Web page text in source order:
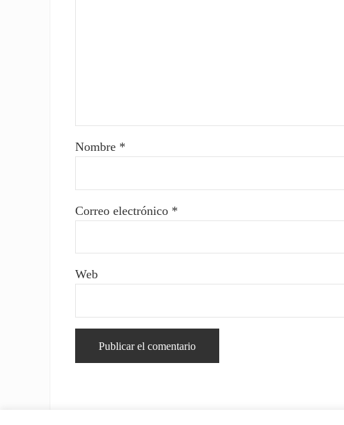
Nombre *
Correo electrónico *
Web